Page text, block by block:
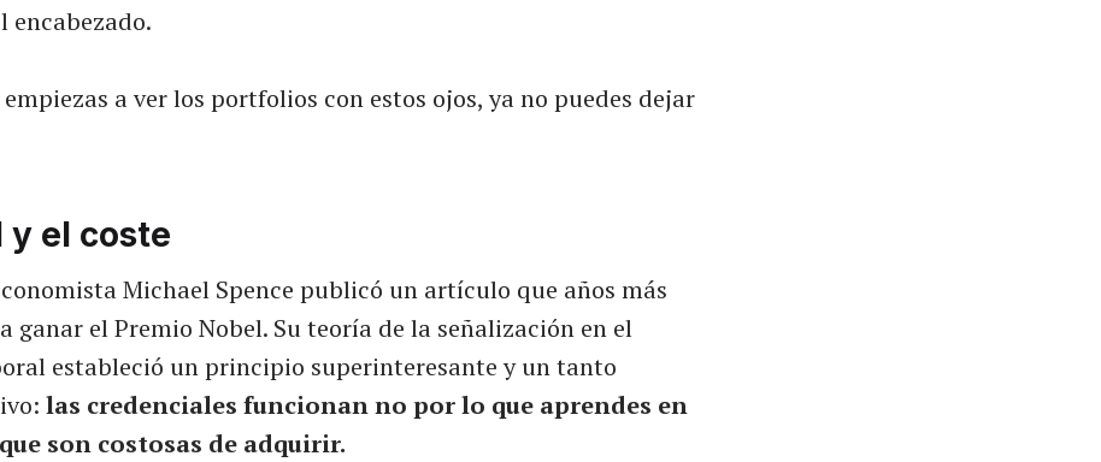
encabezado.
a ver los portfolios con estos ojos, ya no puedes dejar
y el coste
Michael Spence publicó un artículo que años más
ganar el Premio Nobel. Su teoría de la señalización en el
estableció un principio superinteresante y un tanto
las credenciales funcionan no por lo que aprendes en
son costosas de adquirir.